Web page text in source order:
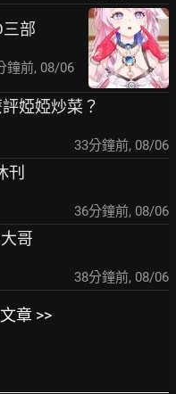
三部
鐘前, 08/06
婭婭炒菜？
33分鐘前, 08/06
刊
36分鐘前, 08/06
哥
38分鐘前, 08/06
章 >>